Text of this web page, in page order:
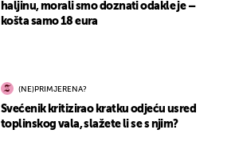
haljinu, morali smo doznati odakle je –
košta samo 18 eura
(NE)PRIMJERENA?
Svećenik kritizirao kratku odjeću usred
toplinskog vala, slažete li se s njim?